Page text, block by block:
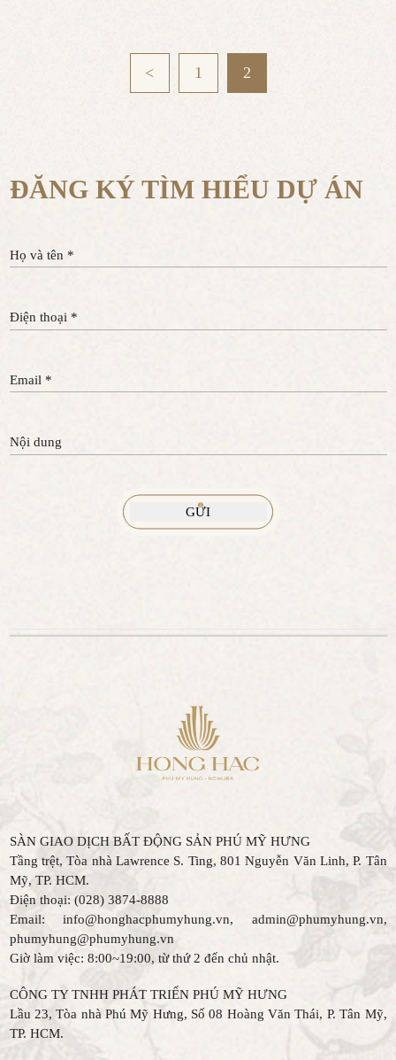
< 1 2
ĐĂNG KÝ TÌM HIỂU DỰ ÁN
Họ và tên *
Điện thoại *
Email *
Nội dung
SÀN GIAO DỊCH BẤT ĐỘNG SẢN PHÚ MỸ HƯNG
Tầng trệt, Tòa nhà Lawrence S. Ting, 801 Nguyễn Văn Linh, P. Tân
Mỹ, TP. HCM.
Điện thoại: (028) 3874-8888
Email: info@honghacphumyhung.vn, admin@phumyhung.vn,
phumyhung@phumyhung.vn
Giờ làm việc: 8:00~19:00, từ thứ 2 đến chủ nhật.
CÔNG TY TNHH PHÁT TRIỂN PHÚ MỸ HƯNG
Lầu 23, Tòa nhà Phú Mỹ Hưng, Số 08 Hoàng Văn Thái, P. Tân Mỹ,
TP. HCM.